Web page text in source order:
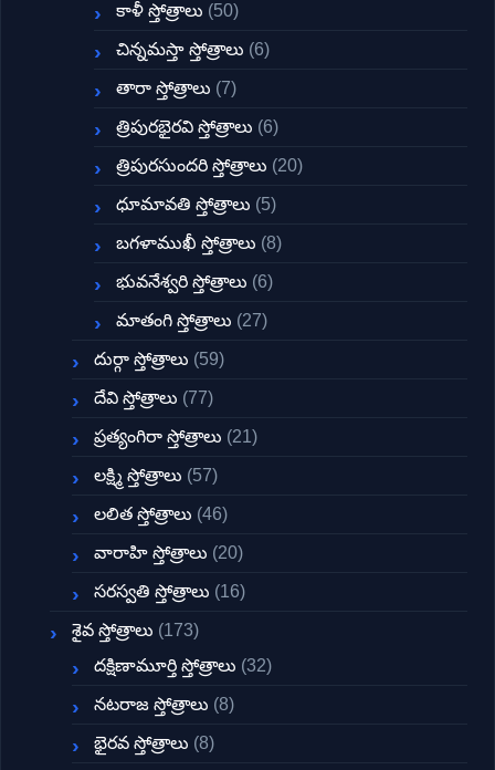
కాళీ స్తోత్రాలు (50)
చిన్నమస్తా స్తోత్రాలు (6)
తారా స్తోత్రాలు (7)
త్రిపురభైరవి స్తోత్రాలు (6)
త్రిపురసుందరి స్తోత్రాలు (20)
ధూమావతి స్తోత్రాలు (5)
బగళాముఖీ స్తోత్రాలు (8)
భువనేశ్వరి స్తోత్రాలు (6)
మాతంగి స్తోత్రాలు (27)
దుర్గా స్తోత్రాలు (59)
దేవి స్తోత్రాలు (77)
ప్రత్యంగిరా స్తోత్రాలు (21)
లక్ష్మి స్తోత్రాలు (57)
లలిత స్తోత్రాలు (46)
వారాహి స్తోత్రాలు (20)
సరస్వతి స్తోత్రాలు (16)
శైవ స్తోత్రాలు (173)
దక్షిణామూర్తి స్తోత్రాలు (32)
నటరాజ స్తోత్రాలు (8)
భైరవ స్తోత్రాలు (8)